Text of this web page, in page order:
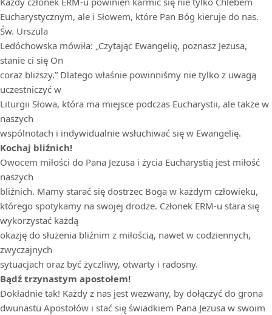
Eucharystycznym, ale i Słowem, które Pan Bóg kieruje do nas.
Św. Urszula
Ledóchowska mówiła: „Czytając Ewangelię, poznasz Jezusa,
stanie ci się On
coraz bliższy.” Dlatego właśnie powinniśmy nie tylko z uwagą
uczestniczyć w
Liturgii Słowa, która ma miejsce podczas Eucharystii, ale także w
naszych
wspólnotach i indywidualnie wsłuchiwać się w Ewangelię.
Kochaj bliźnich!
Owocem miłości do Pana Jezusa i życia Eucharystią jest miłość
naszych
bliźnich. Mamy starać się dostrzec Boga w każdym człowieku,
którego spotykamy na swojej drodze. Członek ERM-u stara się
wykorzystać każdą
okazję do służenia bliźnim z miłością, nawet w codziennych,
zwyczajnych
sytuacjach oraz być życzliwy, otwarty i radosny.
Bądź trzynastym apostołem!
Dokładnie tak! Każdy z nas jest wezwany, by dołączyć do grona
dwunastu Apostołów i stać się świadkiem Pana Jezusa w swoim